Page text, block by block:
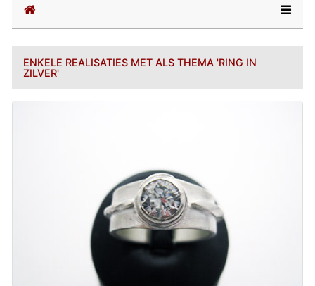
(current)
ENKELE REALISATIES MET ALS THEMA 'RING IN
ZILVER'